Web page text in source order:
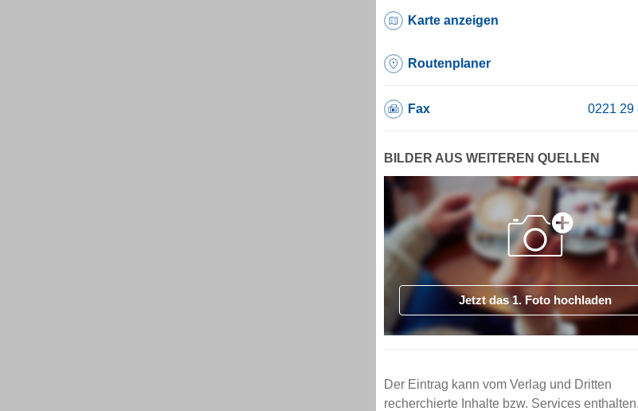
Karte anzeigen
Routenplaner
Fax
BILDER AUS WEITEREN QUELLEN
Jetzt das 1. Foto hochladen
Der Eintrag kann vom Verlag und Dritten
recherchierte Inhalte bzw. Services enthalten.